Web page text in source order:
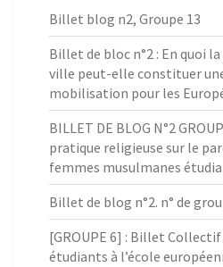
Billet blog n2, Groupe 13
Billet de bloc n°2 : En quoi
ville peut-elle constituer
mobilisation pour les
BILLET DE BLOG N°2
pratique religieuse sur le
femmes musulmanes
Billet de blog n°2. n° de
[GROUPE 6] : Billet
étudiants à l’école